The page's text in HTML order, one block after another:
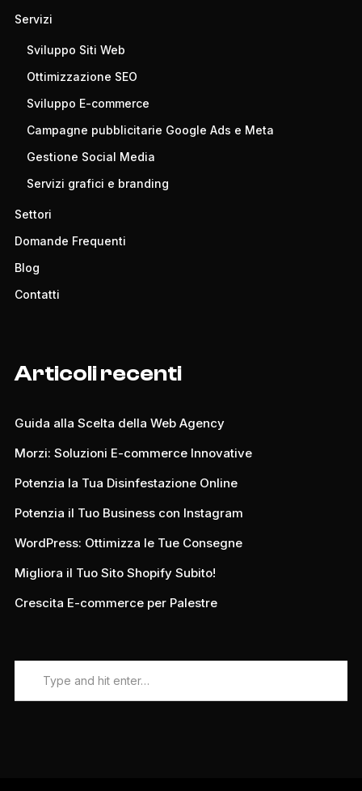
Servizi
Sviluppo Siti Web
Ottimizzazione SEO
Sviluppo E-commerce
Campagne pubblicitarie Google Ads e Meta
Gestione Social Media
Servizi grafici e branding
Settori
Domande Frequenti
Blog
Contatti
Articoli recenti
Guida alla Scelta della Web Agency
Morzi: Soluzioni E-commerce Innovative
Potenzia la Tua Disinfestazione Online
Potenzia il Tuo Business con Instagram
WordPress: Ottimizza le Tue Consegne
Migliora il Tuo Sito Shopify Subito!
Crescita E-commerce per Palestre